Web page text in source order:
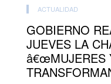
ACTUALIDAD
GOBIERNO
JUEVES LA
â€œMUJERES